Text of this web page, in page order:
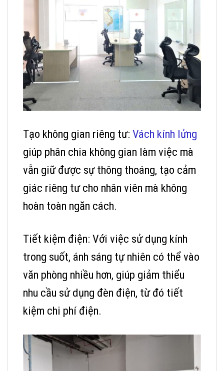
Tạo không gian riêng tư: Vách kính lửng
giúp phân chia không gian làm việc mà
vẫn giữ được sự thông thoáng, tạo cảm
giác riêng tư cho nhân viên mà không
hoàn toàn ngăn cách.
Tiết kiệm điện: Với việc sử dụng kính
trong suốt, ánh sáng tự nhiên có thể vào
văn phòng nhiều hơn, giúp giảm thiểu
nhu cầu sử dụng đèn điện, từ đó tiết
kiệm chi phí điện.